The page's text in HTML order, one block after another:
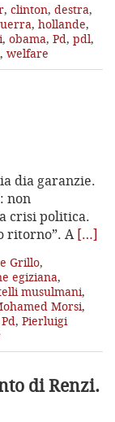
, clinton, destra,
, hollande,
, obama, Pd, pdl,
, welfare
dia garanzie.
non
crisi politica.
ritorno”. A[…]
Grillo,
egiziana,
musulmani,
Morsi,
Pd, Pierluigi
di Renzi.